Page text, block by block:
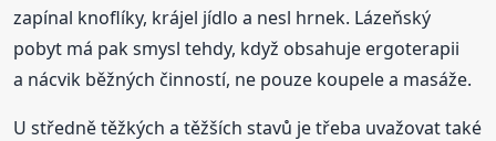
zapínal knoflíky, krájel jídlo a nesl hrnek. Lázeňský
pobyt má pak smysl tehdy, když obsahuje ergoterapii
a nácvik běžných činností, ne pouze koupele a masáže.
U středně těžkých a těžších stavů je třeba uvažovat také